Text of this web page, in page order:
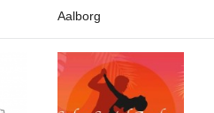
Aalborg